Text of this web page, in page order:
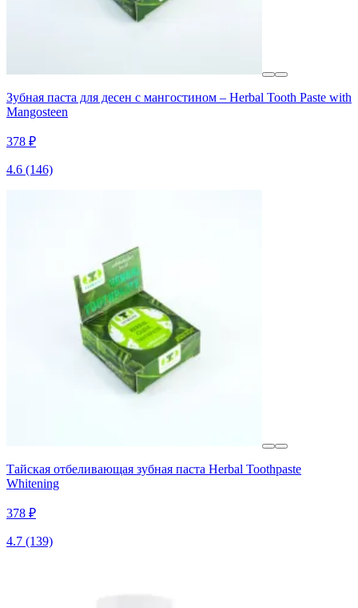
Зубная паста для десен с мангостином – Herbal Tooth Paste with
Mangosteen
378 ₽
4.6 (146)
Тайская отбеливающая зубная паста Herbal Toothpaste
Whitening
378 ₽
4.7 (139)